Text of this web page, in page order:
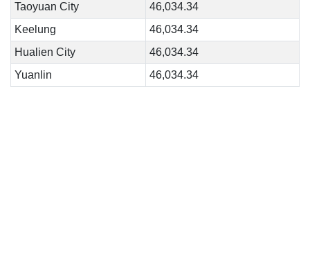
Taoyuan City
46,034.34
Keelung
46,034.34
Hualien City
46,034.34
Yuanlin
46,034.34